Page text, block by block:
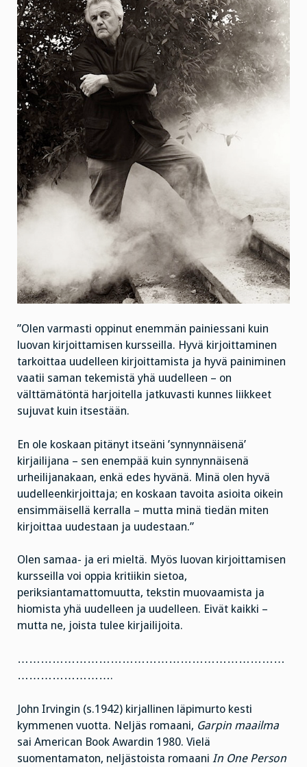
”Olen varmasti oppinut enemmän painiessani kuin
luovan kirjoittamisen kursseilla. Hyvä kirjoittaminen
tarkoittaa uudelleen kirjoittamista ja hyvä painiminen
vaatii saman tekemistä yhä uudelleen – on
välttämätöntä harjoitella jatkuvasti kunnes liikkeet
sujuvat kuin itsestään.
En ole koskaan pitänyt itseäni ’synnynnäisenä’
kirjailijana – sen enempää kuin synnynnäisenä
urheilijanakaan, enkä edes hyvänä. Minä olen hyvä
uudelleenkirjoittaja; en koskaan tavoita asioita oikein
ensimmäisellä kerralla – mutta minä tiedän miten
kirjoittaa uudestaan ja uudestaan.”
Olen samaa- ja eri mieltä. Myös luovan kirjoittamisen
kursseilla voi oppia kritiikin sietoa,
periksiantamattomuutta, tekstin muovaamista ja
hiomista yhä uudelleen ja uudelleen. Eivät kaikki –
mutta ne, joista tulee kirjailijoita.
……………………………………………………………
…………………….
John Irvingin (s.1942) kirjallinen läpimurto kesti
kymmenen vuotta. Neljäs romaani, Garpin maailma
sai American Book Awardin 1980. Vielä
suomentamaton, neljästoista romaani In One Person